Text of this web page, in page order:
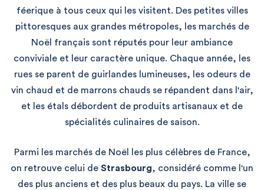
féerique à tous ceux qui les visitent. Des petites villes
pittoresques aux grandes métropoles, les marchés de
Noël français sont réputés pour leur ambiance
conviviale et leur caractère unique. Chaque année, les
rues se parent de guirlandes lumineuses, les odeurs de
vin chaud et de marrons chauds se répandent dans l'air,
et les étals débordent de produits artisanaux et de
spécialités culinaires de saison.
Parmi les marchés de Noël les plus célèbres de France,
on retrouve celui de Strasbourg, considéré comme l'un
des plus anciens et des plus beaux du pays. La ville se